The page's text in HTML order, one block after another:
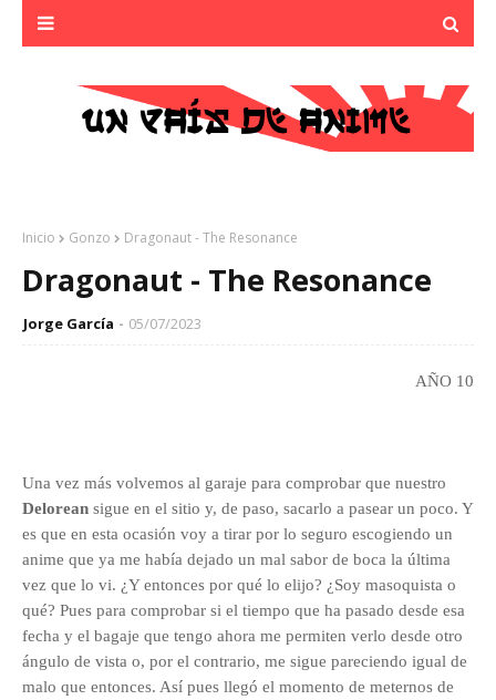
Inicio Gonzo Dragonaut - The Resonance
Dragonaut - The Resonance
Jorge García 05/07/2023
AÑO 10
Una vez más volvemos al garaje para comprobar que nuestro
Delorean sigue en el sitio y, de paso, sacarlo a pasear un poco. Y
es que en esta ocasión voy a tirar por lo seguro escogiendo un
anime que ya me había dejado un mal sabor de boca la última
vez que lo vi. ¿Y entonces por qué lo elijo? ¿Soy masoquista o
qué? Pues para comprobar si el tiempo que ha pasado desde esa
fecha y el bagaje que tengo ahora me permiten verlo desde otro
ángulo de vista o, por el contrario, me sigue pareciendo igual de
malo que entonces. Así pues llegó el momento de meternos de